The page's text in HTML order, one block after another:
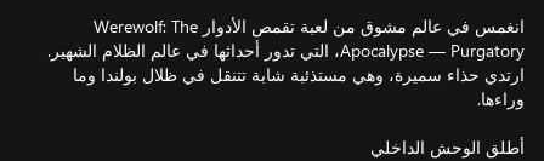
انغمس في عالم مشوق من لعبة تقمص الأدوار Werewolf: The
Apocalypse — Purgatory، التي تدور أحداثها في عالم الظلام الشهير.
ارتدي حذاء سميرة، وهي مستذئبة شابة تتنقل في ظلال بولندا وما